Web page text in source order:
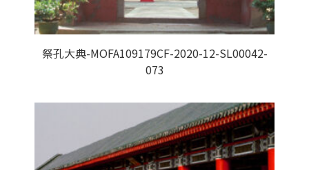
祭孔大典-MOFA109179CF-2020-12-SL00042-
073